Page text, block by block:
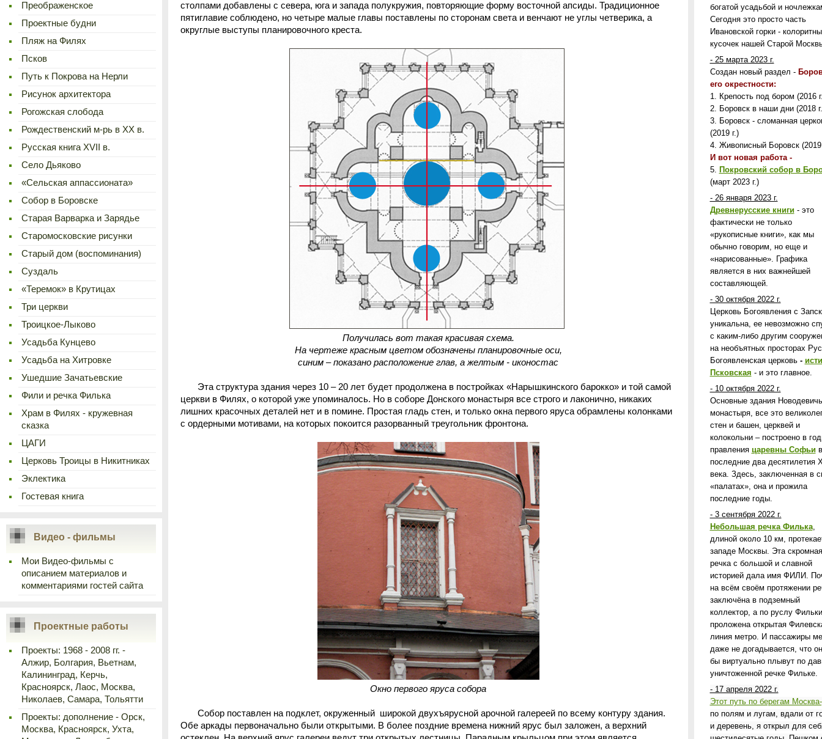
Преображенское
Проектные будни
Пляж на Филях
Псков
Путь к Покрова на Нерли
Рисунок архитектора
Рогожская слобода
Рождественский м-рь в ХХ в.
Русская книга XVII в.
Село Дьяково
«Сельская аппассионата»
Cобор в Боровске
Старая Варварка и Зарядье
Старомосковские рисунки
Старый дом (воспоминания)
Суздаль
«Теремок» в Крутицах
Три церкви
Троицкое-Лыково
Усадьба Кунцево
Усадьба на Хитровке
Ушедшие Зачатьевские
Фили и речка Филька
Храм в Филях - кружевная
сказка
ЦАГИ
Церковь Троицы в Никитниках
Эклектика
Гостевая книга
Видео - фильмы
Мои Видео-фильмы с
описанием материалов и
комментариями гостей сайта
Проектные работы
Проекты: 1968 - 2008 гг. -
Алжир, Болгария, Вьетнам,
Калининград, Керчь,
Красноярск, Лаос, Москва,
Николаев, Самара, Тольятти
Проекты: дополнение - Орск,
Москва, Красноярск, Ухта,
столпами добавлены с севера, юга и запада полукружия, повторяющие форму восточной апсиды. Традиционное
пятиглавие соблюдено, но четыре малые главы поставлены по сторонам света и венчают не углы четверика, а
округлые выступы планировочного креста.
Получилась вот такая красивая схема.
На чертеже красным цветом обозначены планировочные оси,
синим – показано расположение глав, а желтым - иконостас
Эта структура здания через 10 – 20 лет будет продолжена в постройках «Нарышкинского барокко» и той самой
церкви в Филях, о которой уже упоминалось. Но в соборе Донского монастыря все строго и лаконично, никаких
лишних красочных деталей нет и в помине. Простая гладь стен, и только окна первого яруса обрамлены колонками
с ордерными мотивами, на которых покоится разорванный треугольник фронтона.
Окно первого яруса собора
Собор поставлен на подклет, окруженный широкой двухъярусной арочной галереей по всему контуру здания.
Обе аркады первоначально были открытыми. В более поздние времена нижний ярус был заложен, а верхний
богатой усадьбой и
Сегодня это просто часть
Ивановской горки -
кусочек нашей Старой
- 25 марта 2023 г.
Создан новый раздел -
его окрестности:
1. Крепость под бором (2016
2. Боровск в наши дни (2018
3. Боровск - сломанная
(2019 г.)
4. Живописный Боровск (2019
И вот новая работа -
5. Покровский собор в
(март 2023 г.)
- 26 января 2023 г.
Древнерусские книги- это
фактически не только
«рукописные книги», как мы
обычно говорим, но еще и
«нарисованные». Графика
является в них важнейшей
составляющей.
- 30 октября 2022 г.
Церковь Богоявления с
уникальна, ее невозможно
с каким-либо другим
на необъятных просторах
Богоявленская церковь -
Псковская - и это главное.
- 10 октября 2022 г.
Основные здания
монастыря, все это
стен и башен, церквей и
колокольни – построено в
правления царевны Софьив
последние два десятилетия
века. Здесь, заключенная в
«палатах», она и прожила
последние годы.
- 3 сентября 2022 г.
Небольшая речка Филька,
длиной около 10 км,
западе Москвы. Эта скромная
речка с большой и славной
историей дала имя ФИЛИ.
на всём своём протяжении
заключёна в подземный
коллектор, а по руслу Фильки
проложена открытая
линия метро. И пассажиры
даже не догадывается, что
бы виртуально плывут по
уничтоженной речке Фильке.
- 17 апреля 2022 г.
Этот путь по берегам
по полям и лугам, вдали от
и деревень, я открыл для